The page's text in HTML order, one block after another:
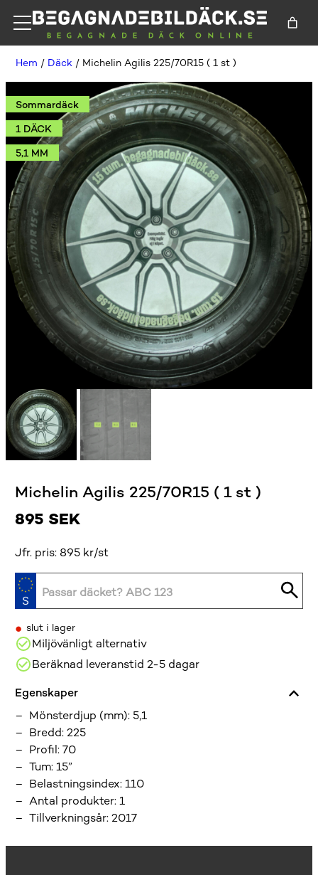
Hem / Däck / Michelin Agilis 225/70R15 ( 1 st )
Sommardäck
1 DÄCK
5,1 MM
Michelin Agilis 225/70R15 ( 1 st )
895 SEK
Jfr. pris: 895 kr/st
• slut i lager
Miljövänligt alternativ
Beräknad leveranstid 2-5 dagar
Egenskaper
Mönsterdjup (mm): 5,1
Bredd:225
Profil:70
Tum:15”
Belastningsindex:110
Antal produkter:1
Tillverkningsår:2017